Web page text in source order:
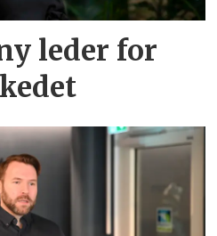
leder for